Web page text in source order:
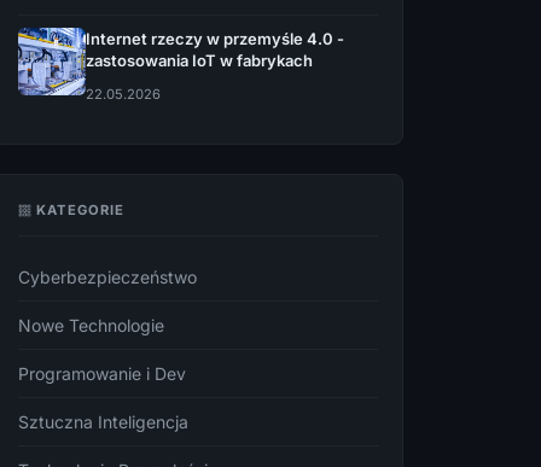
Internet rzeczy w przemyśle 4.0 -
zastosowania IoT w fabrykach
22.05.2026
KATEGORIE
Cyberbezpieczeństwo
Nowe Technologie
Programowanie i Dev
Sztuczna Inteligencja